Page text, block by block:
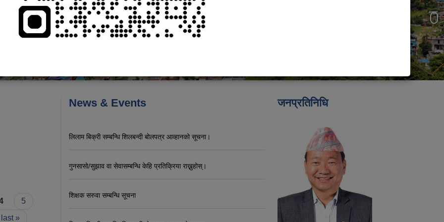
5
last »
News & Events
लिलाम बिक्री सम्बन्धि शिलबन्दी बोलपत्र आव्हानको सूचना।
गुनसासो/सुझाव वा सेवासम्बन्धि केहि प्रतिक्रिया राख्नुहोस्।
शिक्षक सरुवा सम्बन्धि सूचना
जनप्रतिनिधि